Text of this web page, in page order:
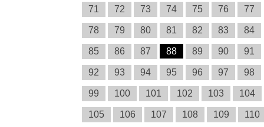
71 72 73 74 75 76 77
78 79 80 81 82 83 84
85 86 87 88 89 90 91
92 93 94 95 96 97 98
99 100 101 102 103 104
105 106 107 108 109 110